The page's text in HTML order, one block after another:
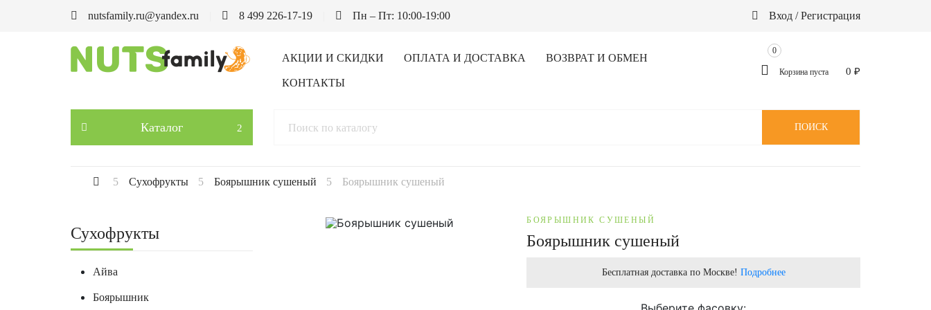
nutsfamily.ru@yandex.ru 8 499 226-17-19 Пн – Пт: 10:00-19:00 Вход / Регистрация
АКЦИИ И СКИДКИ ОПЛАТА И ДОСТАВКА ВОЗВРАТ И ОБМЕН
КОНТАКТЫ
Корзина пуста
0
0 ₽
Каталог ПОИСК
Сухофрукты Боярышник сушеный Боярышник сушеный
Сухофрукты
Айва
Боярышник
БОЯРЫШНИК СУШЕНЫЙ
Боярышник сушеный
Бесплатная доставка по Москве! Подробнее